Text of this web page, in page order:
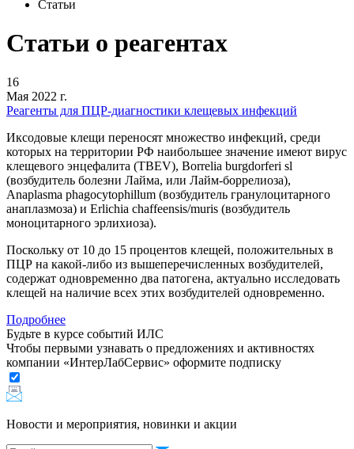
Статьи
Статьи о реагентах
16
Мая 2022 г.
Реагенты для ПЦР-диагностики клещевых инфекций
Иксодовые клещи переносят множество инфекций, среди
которых на территории РФ наибольшее значение имеют вирус
клещевого энцефалита (TBEV), Borrelia burgdorferi sl
(возбудитель болезни Лайма, или Лайм-боррелиоза),
Anaplasma phagocytophillum (возбудитель гранулоцитарного
анаплазмоза) и Erlichia chaffeensis/muris (возбудитель
моноцитарного эрлихиоза).
Поскольку от 10 до 15 процентов клещей, положительных в
ПЦР на какой-либо из вышеперечисленных возбудителей,
содержат одновременно два патогена, актуально исследовать
клещей на наличие всех этих возбудителей одновременно.
Подробнее
Будьте в курсе событий ИЛС
Чтобы первыми узнавать о предложениях и активностях
компании «ИнтерЛабСервис» оформите подписку
Новости и мероприятия, новинки и акции